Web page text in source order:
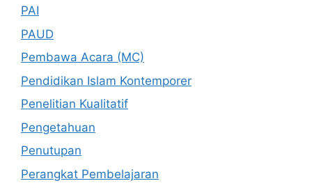
PAI
PAUD
Pembawa Acara (MC)
Pendidikan Islam Kontemporer
Penelitian Kualitatif
Pengetahuan
Penutupan
Perangkat Pembelajaran